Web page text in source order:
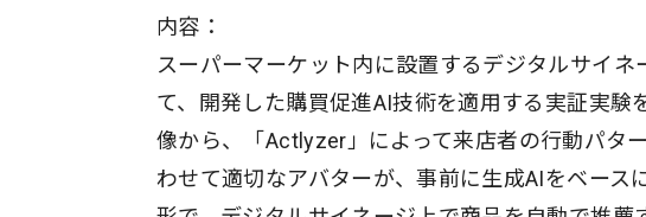
内容：
スーパーマーケット内に設置するデジタルサイ
て、開発した購買促進AI技術を適用する実証実
像から、「Actlyzer」によって来店者の行動パタ
わせて適切なアバターが、事前に生成AIをベース